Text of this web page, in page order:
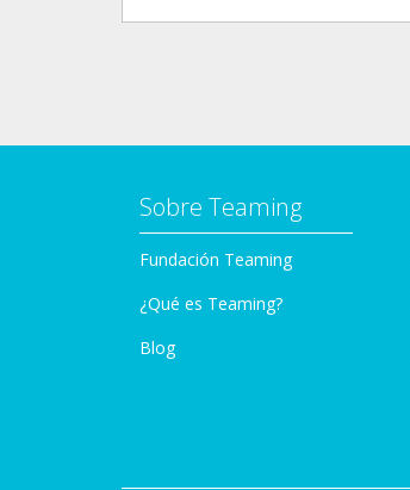
Sobre Teaming
Fundación Teaming
¿Qué es Teaming?
Blog